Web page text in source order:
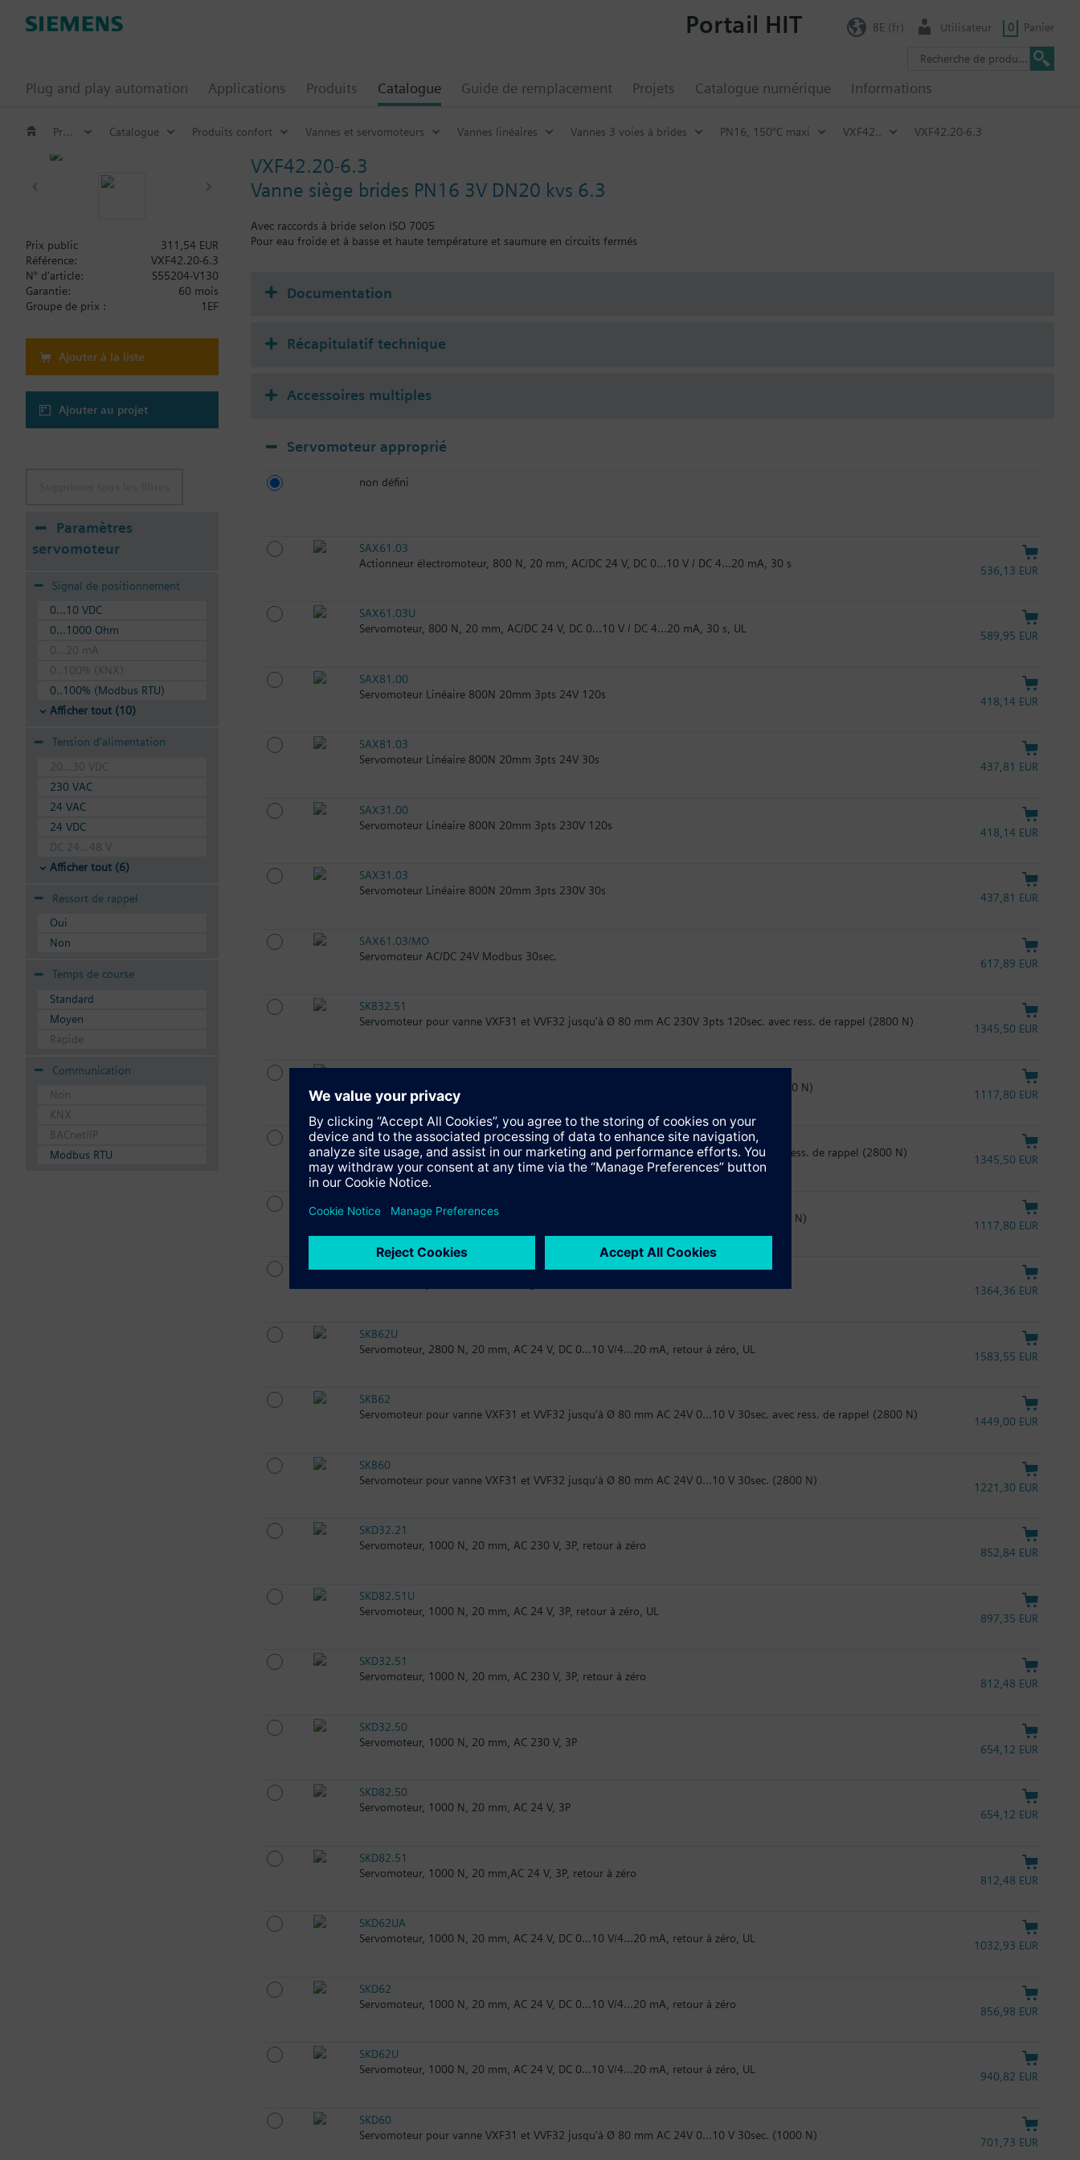
Plug and play automation Applications Produits Catalogue Guide de remplacement Projets Catalogue numérique Informations
Portail HIT BE (fr) Utilisateur 0 Panier
Produits confort Catalogue Produits confort Vannes et servomoteurs Vannes linéaires Vannes 3 voies à brides PN16, 150°C maxi VXF42.. VXF42.20-6.3
VXF42.20-6.3
Vanne siège brides PN16 3V DN20 kvs 6.3
Avec raccords à bride selon ISO 7005
Pour eau froide et à basse et haute température et saumure en circuits fermés
Prix public
311,54 EUR
Référence:
VXF42.20-6.3
N° d'article:
S55204-V130
Garantie:
60 mois
Groupe de prix :
1EF
Ajouter à la liste
Ajouter au projet
Paramètres
servomoteur
Signal de positionnement
0...10 VDC
0...1000 Ohm
0...20 mA
0..100% (KNX)
0..100% (Modbus RTU)
Afficher tout (10)
Tension d'alimentation
20...30 VDC
230 VAC
24 VAC
24 VDC
DC 24...48 V
Afficher tout (6)
Ressort de rappel
Oui
Non
Temps de course
Standard
Moyen
Rapide
Communication
Non
KNX
BACnet/IP
Modbus RTU
Documentation
Récapitulatif technique
Accessoires multiples
Servomoteur approprié
non défini
SAX61.03
Actionneur électromoteur, 800 N, 20 mm, AC/DC 24 V, DC 0...10 V / DC 4...20 mA, 30 s
536,13 EUR
SAX61.03U
Servomoteur, 800 N, 20 mm, AC/DC 24 V, DC 0…10 V / DC 4…20 mA, 30 s, UL
589,95 EUR
SAX81.00
Servomoteur Linéaire 800N 20mm 3pts 24V 120s
418,14 EUR
SAX81.03
Servomoteur Linéaire 800N 20mm 3pts 24V 30s
437,81 EUR
SAX31.00
Servomoteur Linéaire 800N 20mm 3pts 230V 120s
418,14 EUR
SAX31.03
Servomoteur Linéaire 800N 20mm 3pts 230V 30s
437,81 EUR
SAX61.03/MO
Servomoteur AC/DC 24V Modbus 30sec.
617,89 EUR
SKB32.51
Servomoteur pour vanne VXF31 et VVF32 jusqu'à Ø 80 mm AC 230V 3pts 120sec. avec ress. de rappel (2800 N)
1345,50 EUR
SKB32.50
Servomoteur pour vanne VXF31 et VVF32 jusqu'à Ø 80 mm AC 230V 3pts 120sec. (2800 N)
1117,80 EUR
SKB82.51
Servomoteur pour vanne VXF31 et VVF32 jusqu'à Ø 80 mm AC 24V 3pts 120sec. avec ress. de rappel (2800 N)
1345,50 EUR
Servomoteur pour vanne VXF31 et VVF32 jusqu'à Ø 80 mm AC 24V 3pts 120sec. (2800 N)
1117,80 EUR
SKB62UA
1364,36 EUR
SKB62U
Servomoteur, 2800 N, 20 mm, AC 24 V, DC 0...10 V/4...20 mA, retour à zéro, UL
1583,55 EUR
SKB62
Servomoteur pour vanne VXF31 et VVF32 jusqu'à Ø 80 mm AC 24V 0...10 V 30sec. avec ress. de rappel (2800 N)
1449,00 EUR
SKB60
Servomoteur pour vanne VXF31 et VVF32 jusqu'à Ø 80 mm AC 24V 0...10 V 30sec. (2800 N)
1221,30 EUR
SKD32.21
Servomoteur, 1000 N, 20 mm, AC 230 V, 3P, retour à zéro
852,84 EUR
SKD82.51U
Servomoteur, 1000 N, 20 mm, AC 24 V, 3P, retour à zéro, UL
897,35 EUR
SKD32.51
Servomoteur, 1000 N, 20 mm, AC 230 V, 3P, retour à zéro
812,48 EUR
SKD32.50
Servomoteur, 1000 N, 20 mm, AC 230 V, 3P
654,12 EUR
SKD82.50
Servomoteur, 1000 N, 20 mm, AC 24 V, 3P
654,12 EUR
SKD82.51
Servomoteur, 1000 N, 20 mm,AC 24 V, 3P, retour à zéro
812,48 EUR
SKD62UA
Servomoteur, 1000 N, 20 mm, AC 24 V, DC 0...10 V/4...20 mA, retour à zéro, UL
1032,93 EUR
SKD62
Servomoteur, 1000 N, 20 mm, AC 24 V, DC 0...10 V/4...20 mA, retour à zéro
856,98 EUR
SKD62U
Servomoteur, 1000 N, 20 mm, AC 24 V, DC 0...10 V/4...20 mA, retour à zéro, UL
940,82 EUR
SKD60
Servomoteur pour vanne VXF31 et VVF32 jusqu'à Ø 80 mm AC 24V 0...10 V 30sec. (1000 N)
701,73 EUR